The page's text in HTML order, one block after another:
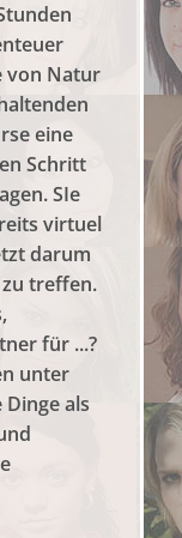
von Natur
eine
Schritt
SIe
virtuel
darum
treffen.
für ...?
unter
als